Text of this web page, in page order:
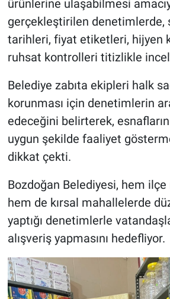
ürünlerine ulaşabilmesi
gerçekleştirilen denetimlerde,
tarihleri, fiyat etiketleri, hijyen
ruhsat kontrolleri titizlikle
Belediye zabıta ekipleri halk
korunması için denetimlerin
edeceğini belirterek,
uygun şekilde faaliyet
dikkat çekti.
Bozdoğan Belediyesi, hem
hem de kırsal mahallelerde
yaptığı denetimlerle
alışveriş yapmasını hedefliyor.